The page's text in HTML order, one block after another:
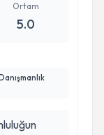
Ortam
5.0